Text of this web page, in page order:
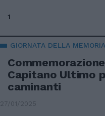
1
GIORNATA DELLA MEMORIA
Capitano Ultimo
caminanti
27/01/2025